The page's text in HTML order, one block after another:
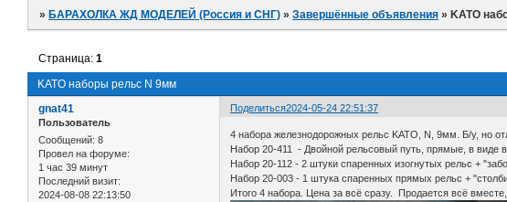
»БАРАХОЛКА ЖД МОДЕЛЕЙ (Россия и СНГ) »Завершённые объявления »KATO
KATO наборы рельс N 9мм
Страница:1
Поделиться2024-05-24 22:51:37
gnat41
Пользователь
Сообщений: 8
Провел на форуме:
1 час 39 минут
Последний визит:
2024-08-08 22:13:50
4 набора железнодорожных рельс KATO, N, 9мм. Б/у, но
Набор 20-411 - Двойной рельсовый путь, прямые, в виде
Набор 20-112 - 2 штуки спаренных изогнутых рельс +
Набор 20-003 - 1 штука спаренных прямых рельс +
Итого 4 набора. Цена за всё сразу. Продается всё